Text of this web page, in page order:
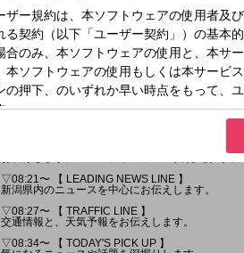
番組名
FM HEADLINE
▽08:21〜 【 LEADING NEWS LINE 】
新潟県内のニュースを中心にお伝えします。
▽08:27〜 【 TRAFFIC LINE 】
交通情報と、天気予報をお伝えします。
▽08:34〜 【 TODAY'S PICK UP 】